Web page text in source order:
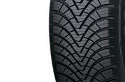
О КОМПАНИИ